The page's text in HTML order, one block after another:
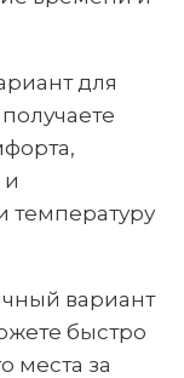
для
и
температуру
вариант
быстро
места за